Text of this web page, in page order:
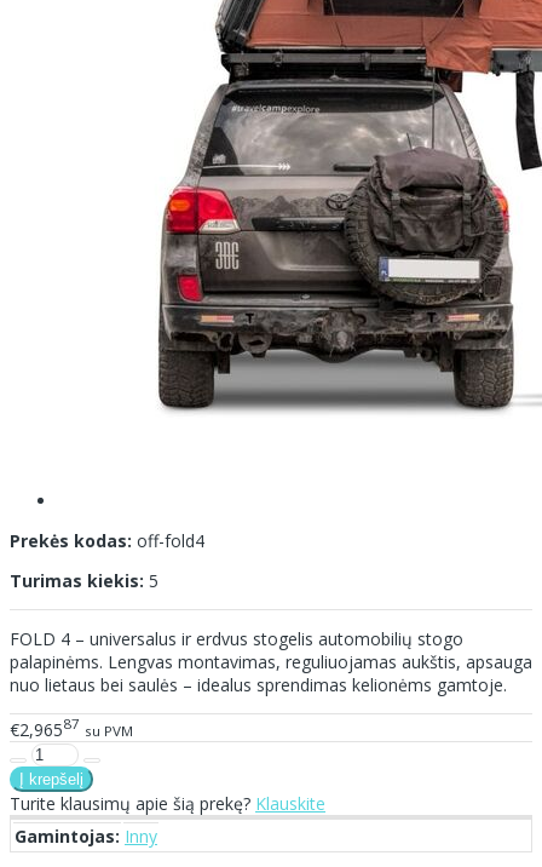
Prekės kodas: off-fold4
Turimas kiekis: 5
FOLD 4 – universalus ir erdvus stogelis automobilių stogo
palapinėms. Lengvas montavimas, reguliuojamas aukštis, apsauga
nuo lietaus bei saulės – idealus sprendimas kelionėms gamtoje.
€2,96587 su PVM
Turite klausimų apie šią prekę? Klauskite
Gamintojas: Inny